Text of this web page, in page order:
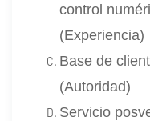
control
(Experiencia)
Base de
(Autoridad)
Servicio